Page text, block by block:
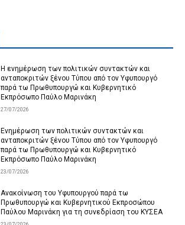
Η ενημέρωση των πολιτικών συντακτών και
ανταποκριτών ξένου Τύπου από τον Υφυπουργό
παρά τω Πρωθυπουργώ και Κυβερνητικό
Εκπρόσωπο Παύλο Μαρινάκη
27/07/2026
Ενημέρωση των πολιτικών συντακτών και
ανταποκριτών ξένου Τύπου από τον Υφυπουργό
παρά τω Πρωθυπουργώ και Κυβερνητικό
Εκπρόσωπο Παύλο Μαρινάκη
23/07/2026
Ανακοίνωση του Υφυπουργού παρά τω
Πρωθυπουργώ και Κυβερνητικού Εκπροσώπου
Παύλου Μαρινάκη για τη συνεδρίαση του ΚΥΣΕΑ